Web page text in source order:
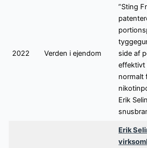
2022 Verden i ejendom
”Sting
side af
effektivt
normalt
Erik
Erik